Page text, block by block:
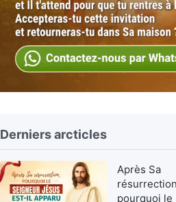
Derniers arcticles
Après Sa
pourquoi le